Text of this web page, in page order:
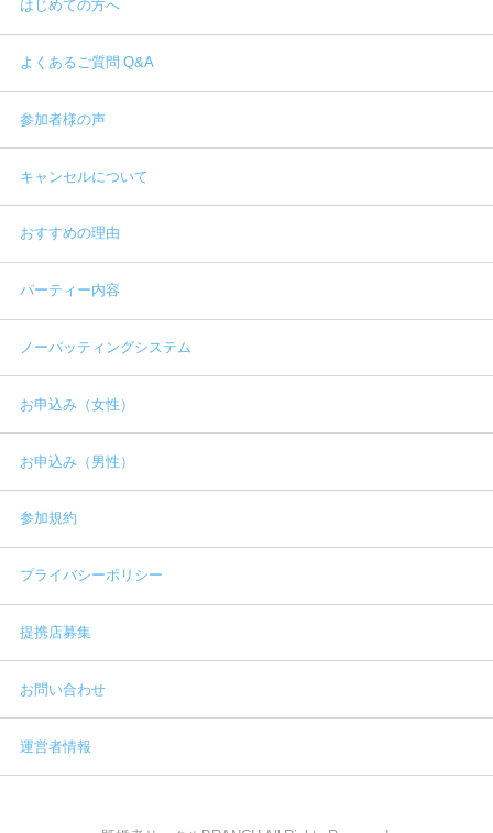
はじめての方へ
よくあるご質問 Q&A
参加者様の声
キャンセルについて
おすすめの理由
パーティー内容
ノーバッティングシステム
お申込み（女性）
お申込み（男性）
参加規約
プライバシーポリシー
提携店募集
お問い合わせ
運営者情報